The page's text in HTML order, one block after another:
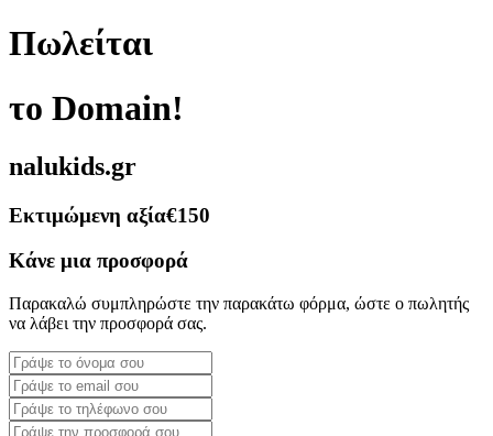
Πωλείται
το Domain!
nalukids.gr
Εκτιμώμενη αξία€150
Κάνε μια προσφορά
Παρακαλώ συμπληρώστε την παρακάτω φόρμα, ώστε ο πωλητής
να λάβει την προσφορά σας.